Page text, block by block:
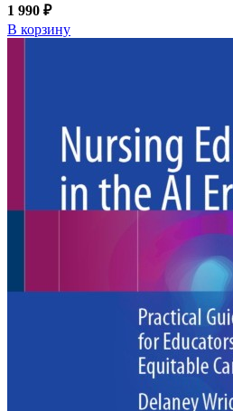
1 990 ₽
В корзину